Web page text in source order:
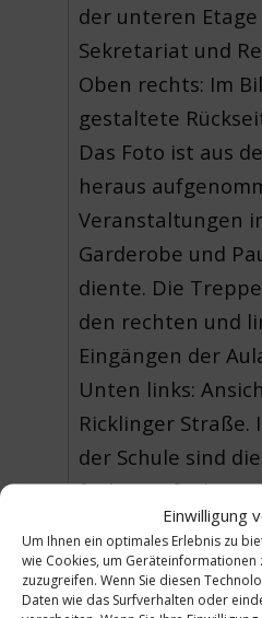
Einwilligung
Um Ihnen ein optimales Erlebnis zu
wie Cookies, um
zuzugreifen. Wenn Sie diesen
Daten wie das Surfverhalten oder
der unteren
Sekretariat und
Oben rechts: Im
gestaltete
Das Foto ist aus
heraus
Veranstaltungen
Garderobe und
diente. Die
den rechten und
Eingängen der
Unten links:
Ricklinger Straße.
der Schule sind
fachspezifischen
untergebracht.
vier prominent
Treppenhäuser,